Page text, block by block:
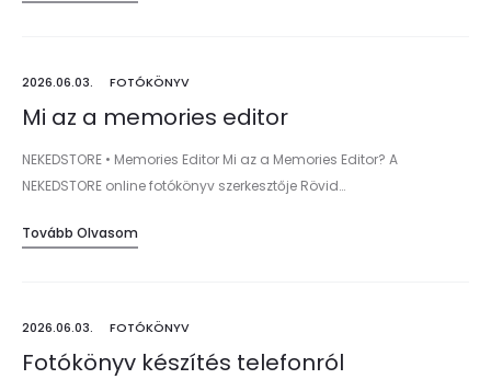
2026.06.03. FOTÓKÖNYV
Mi az a memories editor
NEKEDSTORE • Memories Editor Mi az a Memories Editor? A
NEKEDSTORE online fotókönyv szerkesztője Rövid…
Tovább Olvasom
2026.06.03. FOTÓKÖNYV
Fotókönyv készítés telefonról